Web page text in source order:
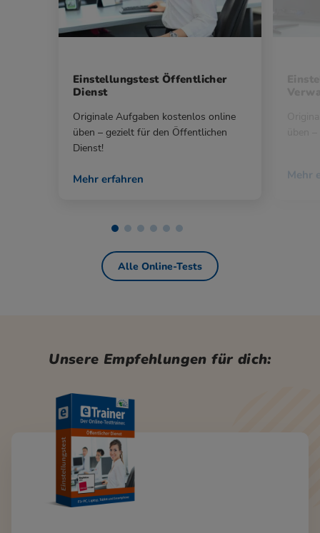
Einstellungstest Öffentlicher
Dienst
Originale Aufgaben kostenlos online
üben – gezielt für den Öffentlichen
Dienst!
Mehr erfahren Mehr
Alle Online-Tests
Unsere Empfehlungen für dich: